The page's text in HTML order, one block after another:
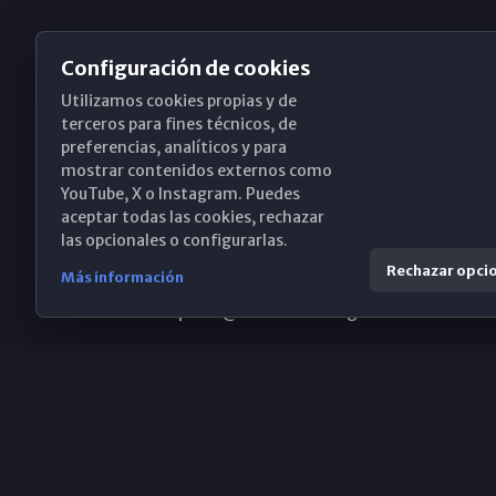
Obispado de Málaga
Santa María, 18-20. 29015 Málaga
(+34) 952 224 386
Configuración de cookies
Utilizamos cookies propias y de
terceros para fines técnicos, de
preferencias, analíticos y para
mostrar contenidos externos como
YouTube, X o Instagram. Puedes
aceptar todas las cookies, rechazar
las opcionales o configurarlas.
Más información Rechazar